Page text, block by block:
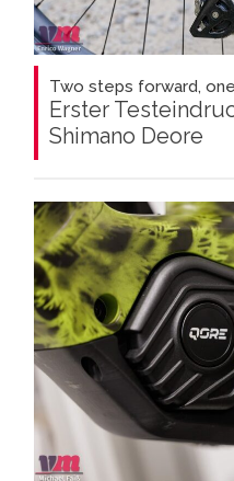
Two steps forward,
Erster
Shimano Deore